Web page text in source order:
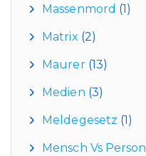
Massenmord (1)
Matrix (2)
Maurer(13)
Medien (3)
Meldegesetz (1)
Mensch Vs Person